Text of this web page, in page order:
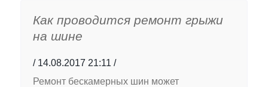
Как проводится ремонт грыжи
на шине
14.08.2017 21:11
Ремонт бескамерных шин может